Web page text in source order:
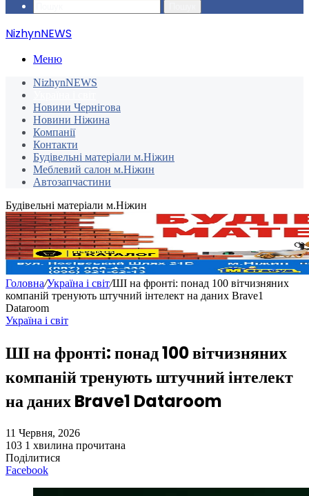
NizhynNEWS
Меню
NizhynNEWS
Новини Чернігова
Новини Ніжина
Компанії
Контакти
Будівельні матеріали м.Ніжин
Меблевий салон м.Ніжин
Автозапчастини
Будівельні матеріали м.Ніжин
Головна/Україна і світ/ШІ на фронті: понад 100 вітчизняних
компаній тренують штучний інтелект на даних Brave1
Dataroom
Україна і світ
ШІ на фронті: понад 100 вітчизняних
компаній тренують штучний інтелект
на даних Brave1 Dataroom
11 Червня, 2026
103 1 хвилина прочитана
Поділитися
Facebook